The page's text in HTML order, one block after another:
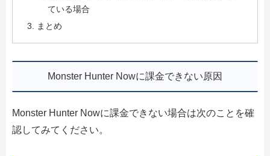
ている場合
まとめ
Monster Hunter Nowに課金できない原因
Monster Hunter Nowに課金できない場合は次のことを確
認してみてください。